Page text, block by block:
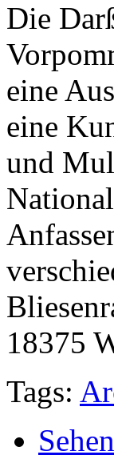
Die
eine
eine
und
18375
Tags: